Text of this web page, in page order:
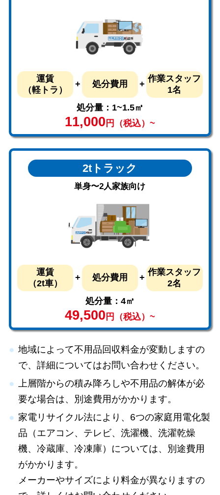
運賃
（軽トラ）
処分費用
作業スタッフ
1名
処分量：1~1.5㎥
11,000 円（税込）~
2tトラック
単身〜2人家族向け
運賃
（2t車）
処分費用
作業スタッフ
2名
処分量：4㎥
49,500 円（税込）~
地域によって不用品回収料金が変動しますの
で、詳細についてはお問い合わせください。
上層階からの積み降ろしや不用品の解体が必
要な場合は、別途費用がかかります。
家電リサイクル法により、6つの家庭用電化製
品（エアコン、テレビ、洗濯機、洗濯乾燥
機、冷蔵庫、冷凍庫）については、別途費用
がかかります。
メーカーやサイズにより料金が異なりますの